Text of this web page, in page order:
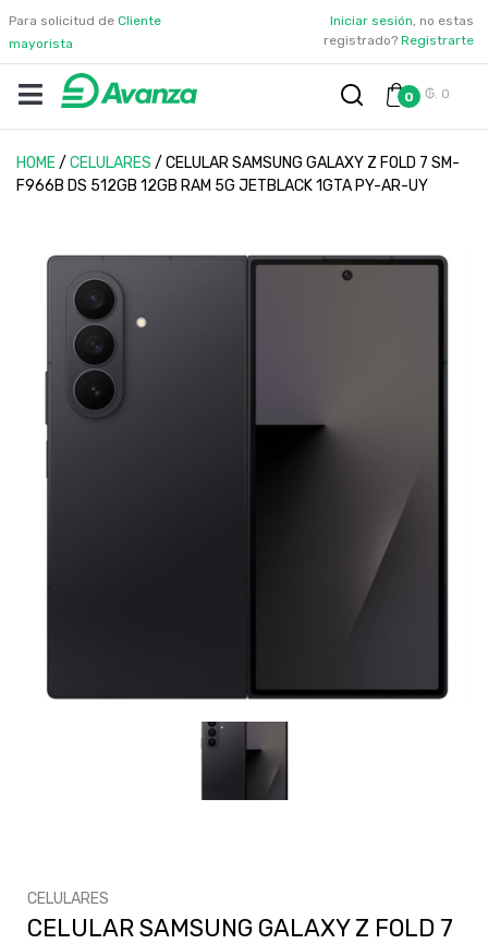
Para solicitud de Cliente
mayorista
Iniciar sesión, no estas
registrado? Registrarte
0 ₲. 0
HOME/ CELULARES / CELULAR SAMSUNG GALAXY Z FOLD 7 SM-
F966B DS 512GB 12GB RAM 5G JETBLACK 1GTA PY-AR-UY
CELULARES
CELULAR SAMSUNG GALAXY Z FOLD 7